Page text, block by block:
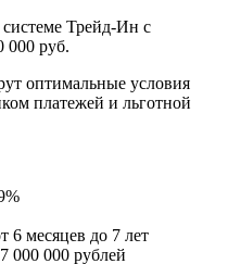
Трейд-Ин с
000 руб.
оптимальные условия
платежей и льготной
6 месяцев до 7 лет
000 000 рублей